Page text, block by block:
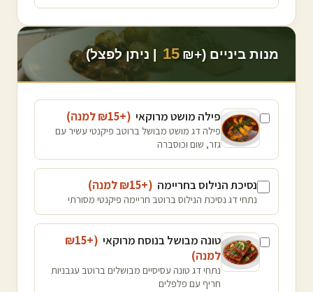
מנות ביניים (+₪ 15 | ניתן לפצל)
פילה מושט מרוקאי (+₪
15 למנה)
פילה דג מושט מבושל ברוטב פיקנטי עשיר עם
גזר, שום וכוסברה
נסיכת הנילוס בחריימה (+₪
15 למנה)
נתחי דג נסיכת הנילוס ברוטב חריימה פיקנטי מסורתי
טונה מבושל בנוסח מרוקאי (+₪
15
למנה)
נתחי דג טונה עסיסיים מבושלים ברוטב עגבניות
חריף עם פלפלים